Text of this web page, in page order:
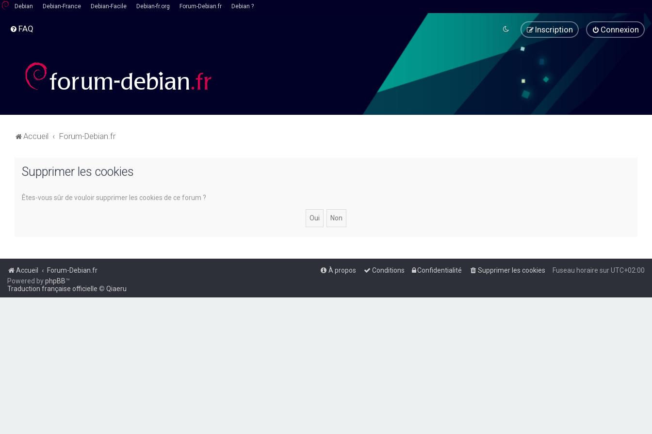
Debian Debian-France Debian-Facile Debian-fr.org Forum-Debian.fr Debian ?
FAQ Connexion
Inscription
Accueil Forum-Debian.fr
Supprimer les cookies
Êtes-vous sûr de vouloir supprimer les cookies de ce forum ?
Accueil Forum-Debian.fr Fuseau horaire surUTC+02:00
Supprimer les cookies
Confidentialité
Conditions
À propos
Powered byphpBB™
Traduction française officielle © Qiaeru